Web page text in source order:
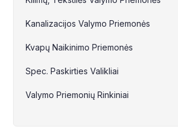
Kanalizacijos Valymo Priemonės
Kvapų Naikinimo Priemonės
Spec. Paskirties Valikliai
Valymo Priemonių Rinkiniai